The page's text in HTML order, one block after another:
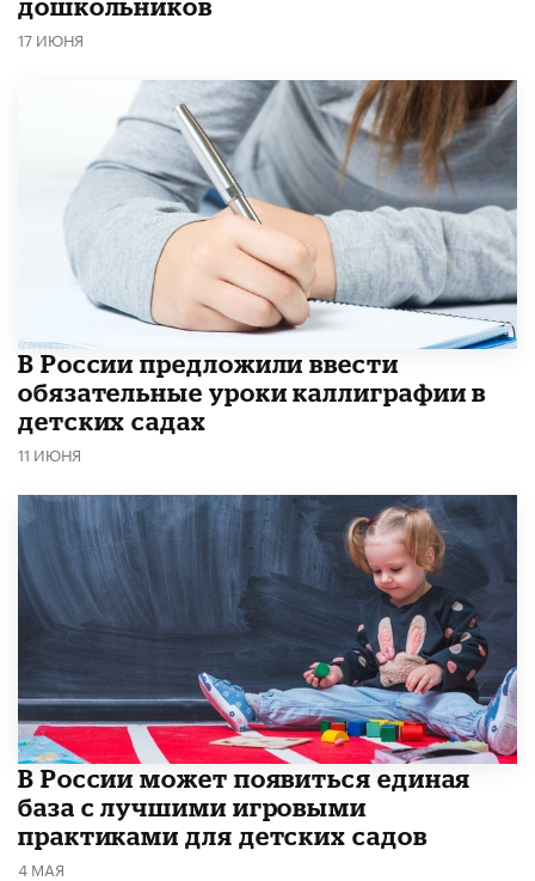
дошкольников
17 ИЮНЯ
В России предложили ввести
обязательные уроки каллиграфии в
детских садах
11 ИЮНЯ
В России может появиться единая
база с лучшими игровыми
практиками для детских садов
4 МАЯ